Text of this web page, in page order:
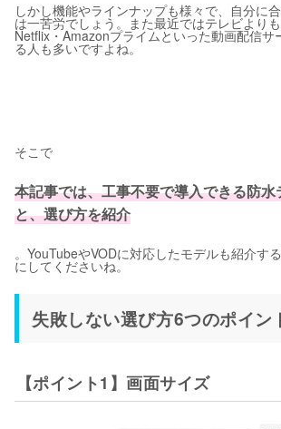
しかし機能やラインナップも様々で、自分に
は一苦労でしょう。また最近ではテレビより
Netflix・Amazonプライムといった動画配信サ
る人も多いですよね。
そこで
本記事では、工事不要で導入できる防
と、選び方を紹介
。YouTubeやVODに対応したモデルも紹介す
にしてくださいね。
失敗しない選び方6つのポイン
【ポイント1】画面サイズ